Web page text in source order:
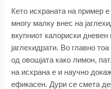
Кето исхраната на пример
многу малку внес на
вкупниот калориски
јаглехидрати. Во главно
од овошјата како лимон,
на исхрана е и научно
ефикасен. Дури се смета